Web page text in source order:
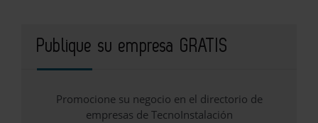
Publique su empresa GRATIS
Promocione su negocio en el directorio de
empresas de TecnoInstalación